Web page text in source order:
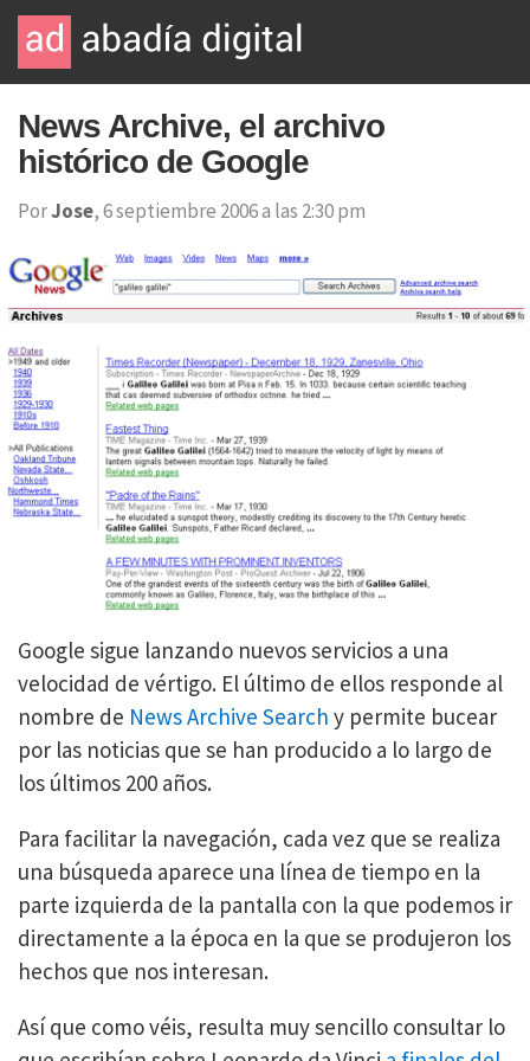
News Archive, el archivo
histórico de Google
PorJose, 6 septiembre 2006 a las 2:30 pm
Google sigue lanzando nuevos servicios a una
velocidad de vértigo. El último de ellos responde al
nombre de News Archive Search y permite bucear
por las noticias que se han producido a lo largo de
los últimos 200 años.
Para facilitar la navegación, cada vez que se realiza
una búsqueda aparece una línea de tiempo en la
parte izquierda de la pantalla con la que podemos ir
directamente a la época en la que se produjeron los
hechos que nos interesan.
Así que como véis, resulta muy sencillo consultar lo